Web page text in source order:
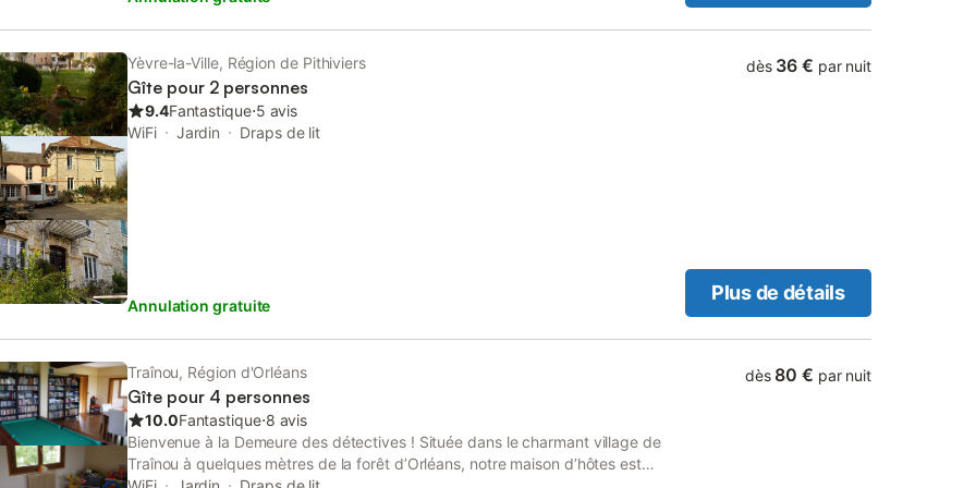
prendre le soleil et, également, d’une terrasse avec table et 2 chaises pour
manger à l’extérieur au rez-de-chaussée. Une place de parking pour garer
voiture, moto et vélo, etc. Si vous êtes randonneurs, ou si vous voyagez en
train, la gare est à proximité du gîte. Le linge de maison est fourni, ainsi que les
Yèvre-la-Ville, Région de Pithiviers
Gîte pour 2 personnes
9.4Fantastique⋅5 avis
WiFi
Jardin Draps de lit
Annulation gratuite
dès 36 € par nuit
Plus de détails
Traînou, Région d'Orléans
Gîte pour 4 personnes
10.0Fantastique⋅8 avis
Bienvenue à la Demeure des détectives ! Située dans le charmant village de
Traînou à quelques mètres de la forêt d’Orléans, notre maison d’hôtes est
dès 80 € par nuit